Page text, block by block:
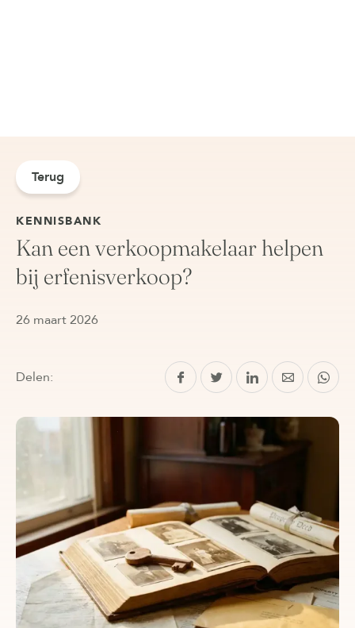
Terug
KENNISBANK
Kan een verkoopmakelaar helpen
bij erfenisverkoop?
26 maart 2026
Delen: